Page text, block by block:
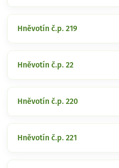
Hněvotín č.p. 219
Hněvotín č.p. 22
Hněvotín č.p. 220
Hněvotín č.p. 221